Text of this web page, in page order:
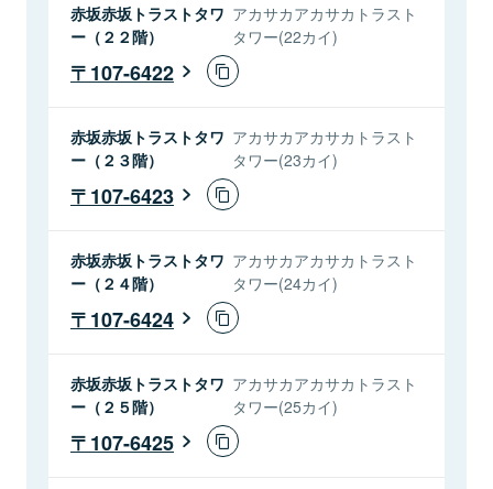
赤坂赤坂トラストタワ
ー（２２階）
アカサカアカサカトラスト
タワー(22カイ)
107-6422
赤坂赤坂トラストタワ
ー（２３階）
アカサカアカサカトラスト
タワー(23カイ)
107-6423
赤坂赤坂トラストタワ
ー（２４階）
アカサカアカサカトラスト
タワー(24カイ)
107-6424
赤坂赤坂トラストタワ
ー（２５階）
アカサカアカサカトラスト
タワー(25カイ)
107-6425